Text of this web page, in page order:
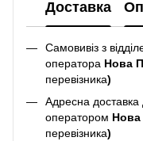
Доставка
Самовивіз з
оператора Нова
перевізника)
Адресна
оператором
перевізника)